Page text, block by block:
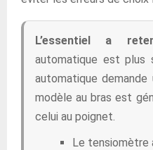
L’essentiel a
automatique est plus
automatique
modèle au bras est
celui au poignet.
Le tensiomètre